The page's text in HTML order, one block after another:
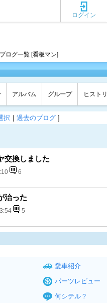
ログイン
ブログ一覧 [看板マン]
アルバム グループ ヒストリ
択 ｜ 過去のブログ ]
交換しました
6
治った
5
愛車紹介
パーツレビュー
何シテル？